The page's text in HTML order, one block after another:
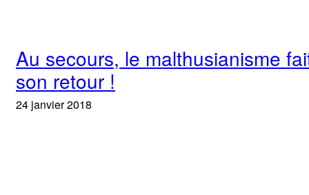
Au secours, le malthusianisme
son retour !
24 janvier 2018